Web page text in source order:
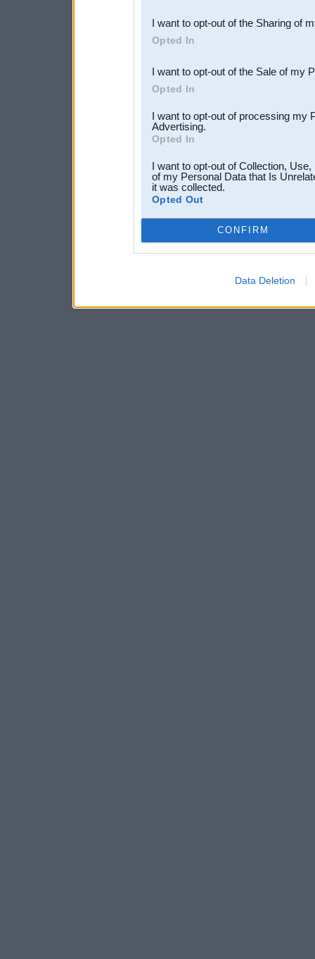
Downstream Participants
third parties.
I want to opt-out of the Sharing of
Opted In
I want to opt-out of the Sale of my
Opted In
I want to opt-out of processing my
Advertising.
Opted In
I want to opt-out of Collection,
of my Personal Data that Is
it was collected.
Opted Out
CONFIRM
Data Deletion